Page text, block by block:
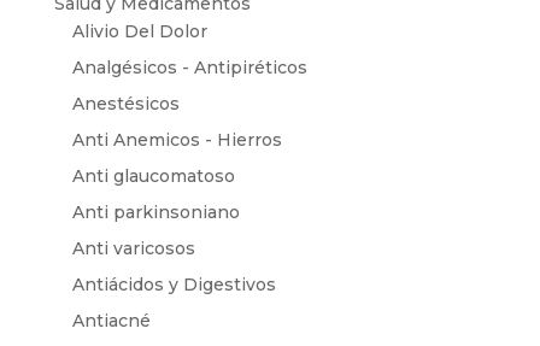
Alivio Del Dolor
Analgésicos - Antipiréticos
Anestésicos
Anti Anemicos - Hierros
Anti glaucomatoso
Anti parkinsoniano
Anti varicosos
Antiácidos y Digestivos
Antiacné